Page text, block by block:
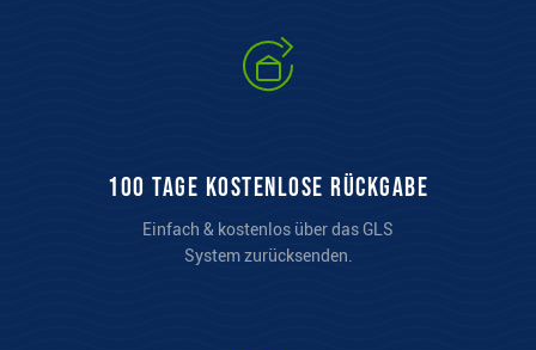
100 Tage kostenlose Rückgabe
Einfach & kostenlos über das GLS
System zurücksenden.